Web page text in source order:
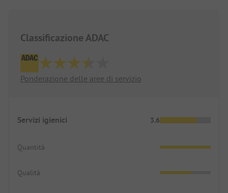
Classificazione ADAC
Ponderazione delle aree di servizio
Servizi igienici 3.6
Quantità
Qualità